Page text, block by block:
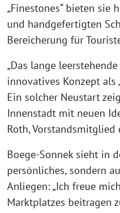
„Finestones“ bieten sie
und handgefertigten
Bereicherung für
„Das lange
innovatives Konzept als
Ein solcher Neustart
Innenstadt mit neuen
Roth,
Boege-Sonnek sieht in
persönliches, sondern
Anliegen: „Ich freue
Marktplatzes beitragen